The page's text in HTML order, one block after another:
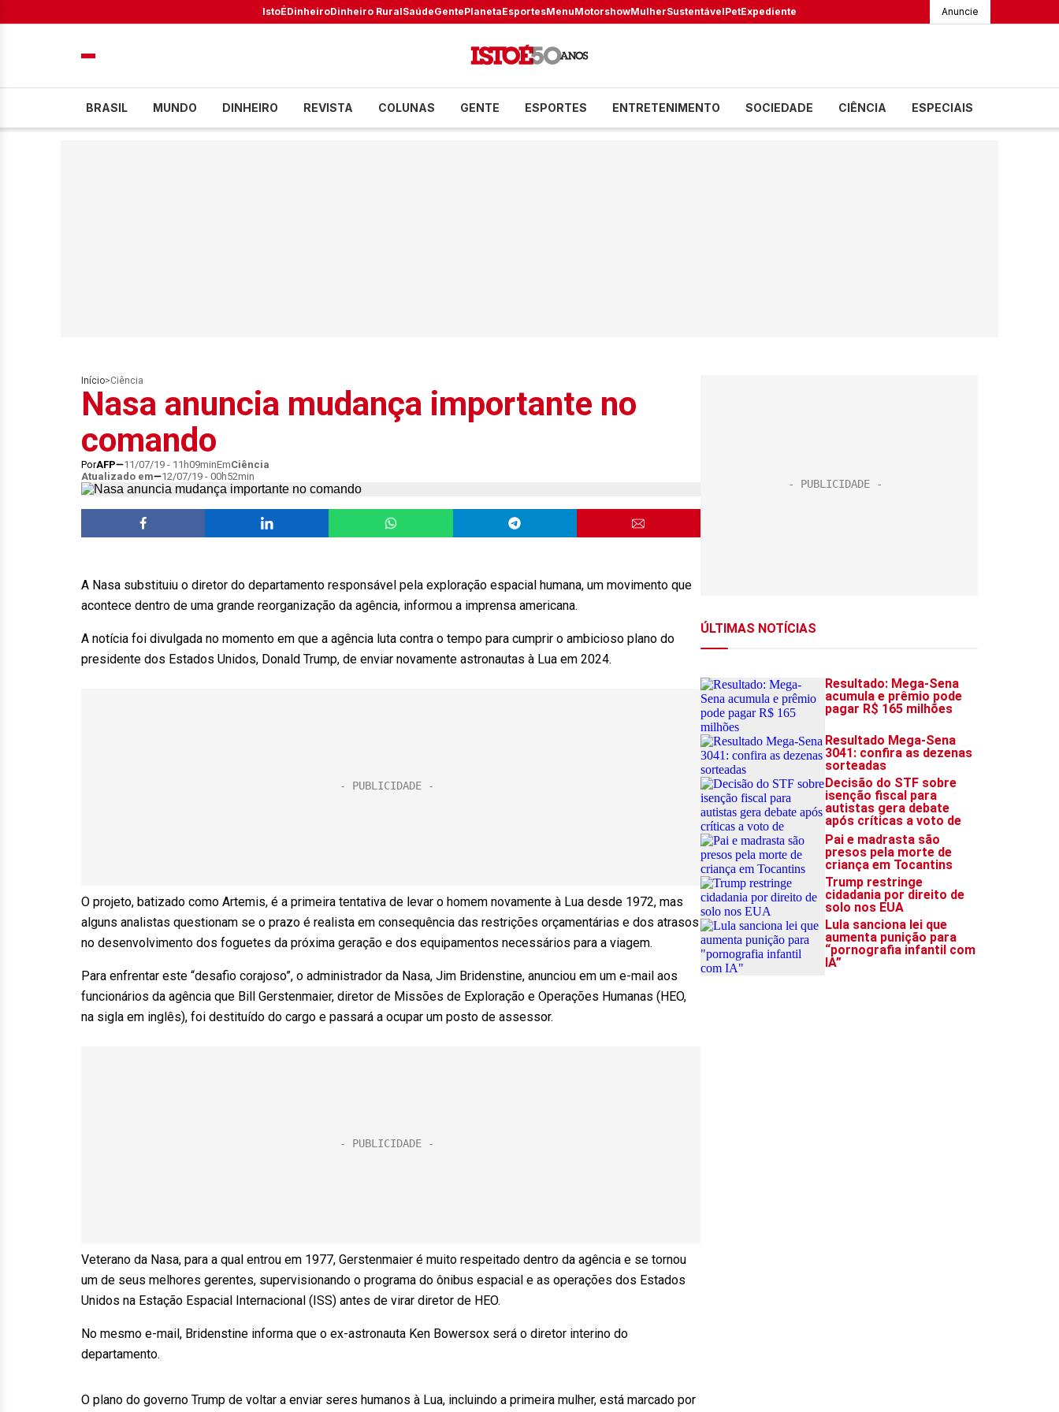
IstoÉDinheiroDinheiro RuralSaúdeGentePlanetaEsportesMenuMotorshowMulherSustentávelPetExpediente Anuncie
BRASIL MUNDO DINHEIRO REVISTA COLUNAS GENTE ESPORTES ENTRETENIMENTO SOCIEDADE CIÊNCIA ESPECIAIS
Início>Ciência
Nasa anuncia mudança importante no
comando
PorAFP 11/07/19 - 11h09minEmCiência
Atualizado em
12/07/19 - 00h52min
A Nasa substituiu o diretor do departamento responsável pela exploração espacial humana, um movimento que
acontece dentro de uma grande reorganização da agência, informou a imprensa americana.
A notícia foi divulgada no momento em que a agência luta contra o tempo para cumprir o ambicioso plano do
presidente dos Estados Unidos, Donald Trump, de enviar novamente astronautas à Lua em 2024.
O projeto, batizado como Artemis, é a primeira tentativa de levar o homem novamente à Lua desde 1972, mas
alguns analistas questionam se o prazo é realista em consequência das restrições orçamentárias e dos atrasos
no desenvolvimento dos foguetes da próxima geração e dos equipamentos necessários para a viagem.
Para enfrentar este “desafio corajoso”, o administrador da Nasa, Jim Bridenstine, anunciou em um e-mail aos
funcionários da agência que Bill Gerstenmaier, diretor de Missões de Exploração e Operações Humanas (HEO,
na sigla em inglês), foi destituído do cargo e passará a ocupar um posto de assessor.
Veterano da Nasa, para a qual entrou em 1977, Gerstenmaier é muito respeitado dentro da agência e se tornou
um de seus melhores gerentes, supervisionando o programa do ônibus espacial e as operações dos Estados
Unidos na Estação Espacial Internacional (ISS) antes de virar diretor de HEO.
No mesmo e-mail, Bridenstine informa que o ex-astronauta Ken Bowersox será o diretor interino do
departamento.
O plano do governo Trump de voltar a enviar seres humanos à Lua, incluindo a primeira mulher, está marcado por